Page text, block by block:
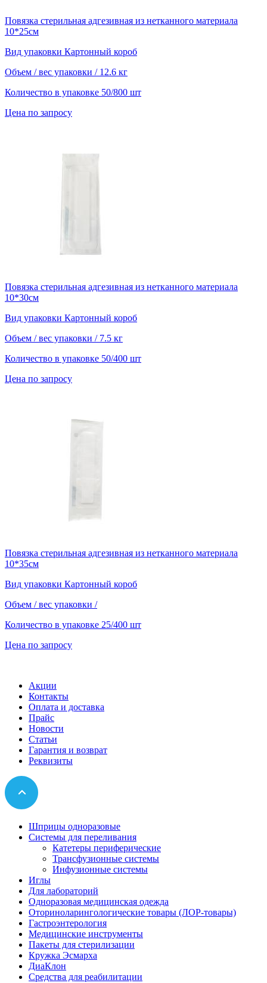
Повязка стерильная адгезивная из нетканного материала
10*25см
Вид упаковки Картонный короб
Объем / вес упаковки / 12.6 кг
Количество в упаковке 50/800 шт
Цена по запросу
Повязка стерильная адгезивная из нетканного материала
10*30см
Вид упаковки Картонный короб
Объем / вес упаковки / 7.5 кг
Количество в упаковке 50/400 шт
Цена по запросу
Повязка стерильная адгезивная из нетканного материала
10*35см
Вид упаковки Картонный короб
Объем / вес упаковки /
Количество в упаковке 25/400 шт
Цена по запросу
Акции
Контакты
Оплата и доставка
Прайс
Новости
Статьи
Гарантия и возврат
Реквизиты
Шприцы одноразовые
Системы для переливания
Катетеры периферические
Трансфузионные системы
Инфузионные системы
Иглы
Для лабораторий
Одноразовая медицинская одежда
Оториноларингологические товары (ЛОР-товары)
Гастроэнтерология
Медицинские инструменты
Пакеты для стерилизации
Кружка Эсмарха
ДиаКлон
Средства для реабилитации